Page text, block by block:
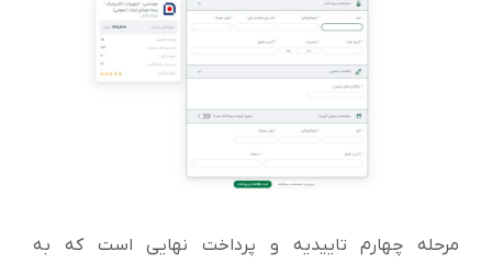
مرحله چهارم تاییدیه و پرداخت نهایی است که به